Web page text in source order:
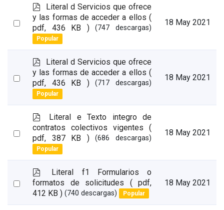
Select
item
p
d
f
Literal d Servicios que ofrece
y las formas de acceder a ellos (
pdf, 436 KB )
(747 descargas)
Popular
18 May 2021
Select
item
p
d
f
Literal d Servicios que ofrece
y las formas de acceder a ellos (
pdf, 436 KB )
(717 descargas)
Popular
18 May 2021
Select
item
p
d
Literal e Texto integro de
contratos colectivos vigentes
(
pdf, 387 KB )
(686 descargas)
Popular
18 May 2021
Select
p
d
f
Literal f1 Formularios o
formatos de solicitudes
( pdf,
412 KB ) (740 descargas) Popular
18 May 2021